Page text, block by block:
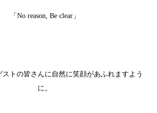
「No reason, Be clear」
トの皆さんに自然に笑顔があふれますよう
に。